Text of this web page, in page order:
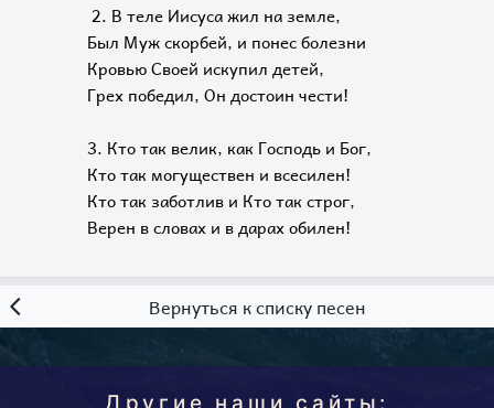
2. В теле Иисуса жил на земле,
Был Муж скорбей, и понес болезни
Кровью Своей искупил детей,
Грех победил, Он достоин чести!
3. Кто так велик, как Господь и Бог,
Кто так могуществен и всесилен!
Кто так заботлив и Кто так строг,
Верен в словах и в дарах обилен!
Вернуться к списку песен